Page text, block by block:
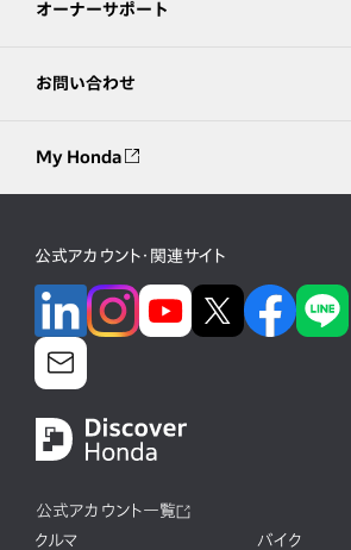
オーナーサポート
お問い合わせ
My Honda
公式アカウント・関連サイト
公式アカウント一覧
クルマ
バイク